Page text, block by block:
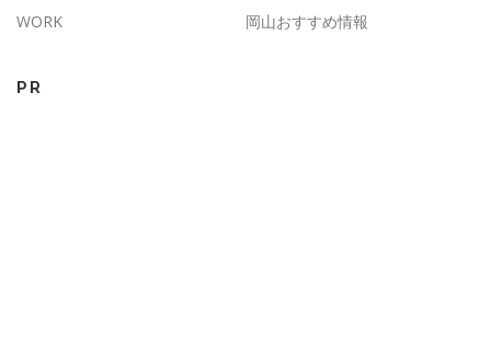
WORK
岡山おすすめ情報
PR